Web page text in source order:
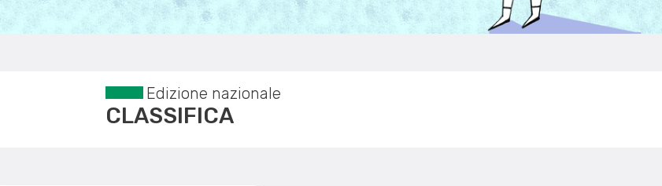
Edizione nazionale
CLASSIFICA